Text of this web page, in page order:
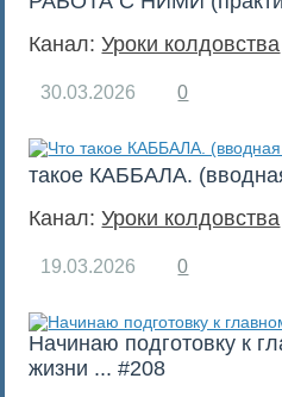
Канал:Уроки колдовства
30.03.2026 0
такое КАББАЛА.
Канал:Уроки колдовства
19.03.2026 0
Начинаю подготовку к
жизни ... #208